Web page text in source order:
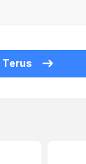
Terus